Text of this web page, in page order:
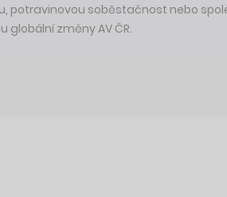
potravinovou soběstačnost nebo
globální změny AV ČR.